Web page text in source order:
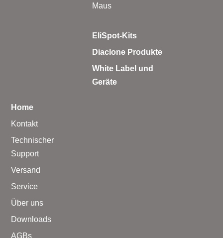
Maus
EliSpot-Kits
Diaclone Produkte
White Label und
Geräte
Home
Kontakt
Technischer
Support
Versand
Service
Über uns
Downloads
AGBs